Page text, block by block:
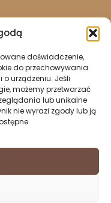
doświadczenie,
do przechowywania
urządzeniu. Jeśli
możemy przetwarzać
lub unikalne
nie wyrazi zgody lub ją